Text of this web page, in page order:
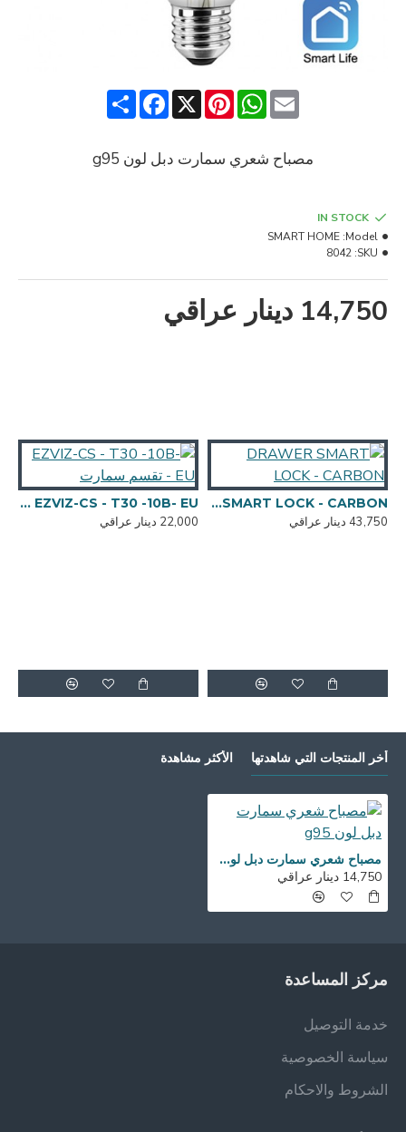
Share
Facebook X
Pinterest
WhatsAppEmail
مصباح شعري سمارت دبل لون g95
14,750 دينار عراقي
IN STOCK
Model:
SMART HOME
SKU:
8042
DRAWER SMART LOCK - CARBON
43,750 دينار عراقي
EZVIZ-CS - T30 -10B- EU - تقسم سمارت
22,000 دينار عراقي
أخر المنتجات التي شاهدتها الأكثر مشاهدة
مصباح شعري سمارت دبل لون g95
14,750 دينار عراقي
مركز المساعدة
خدمة التوصيل
سياسة الخصوصية
الشروط والاحكام